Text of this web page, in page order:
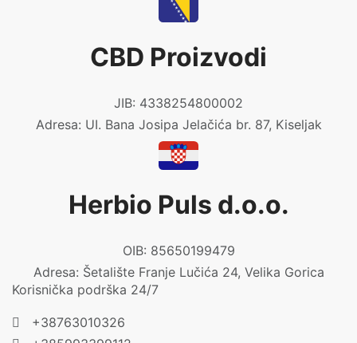
CBD Proizvodi
JIB: 4338254800002
Adresa: UI. Bana Josipa Jelačića br. 87, Kiseljak
Herbio Puls d.o.o.
OIB: 85650199479
Adresa: Šetalište Franje Lučića 24, Velika Gorica
Korisnička podrška 24/7
+38763010326